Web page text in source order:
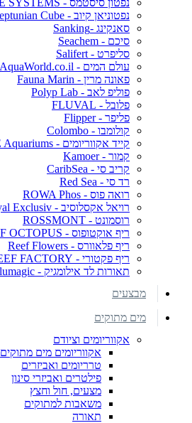
נפטוניאן קיוב - Neptunian Cube
סאנקינג -Sanking
סיכם - Seachem
סליפרט - Salifert
עולם המים - AquaWorld.co.il
פאונה מרין - Fauna Marin
פוליפ לאב - Polyp Lab
פלובל - FLUVAL
פליפר - Flipper
קולומבו - Colombo
קייד אקווריומים - CADE Aquariums
קמור - Kamoer
קריב סי - CaribSea
רד סי - Red Sea
רואה פוס - ROWA Phos
רויאל אקסלוסיב - Royal Exclusiv
רוסמונט - ROSSMONT
ריף אוקטופוס - REEF OCTOPUS
ריף פלאוורס - Reef Flowers
ריף פקטורי - REEF FACTORY
תאורות לד אילומגיק - Illumagic
מבצעים
מים מתוקים
אקווריומים וציודם
אקווריומים מים מתוקים
טרריומים ואביזרים
פילטרים ואביזרי סינון
מצעים, חול וחצץ
משאבות למתוקים
תאורה